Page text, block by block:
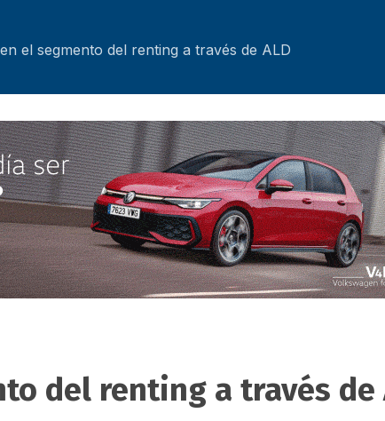
el segmento del renting a través de ALD
del renting a través de